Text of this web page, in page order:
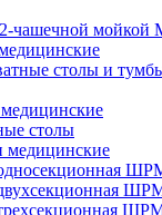
чашечной
столы и
столы
медицинские